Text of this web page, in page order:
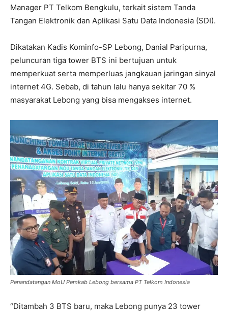
Manager PT Telkom Bengkulu, terkait sistem Tanda
Tangan Elektronik dan Aplikasi Satu Data Indonesia (SDI).
Dikatakan Kadis Kominfo-SP Lebong, Danial Paripurna,
peluncuran tiga tower BTS ini bertujuan untuk
memperkuat serta memperluas jangkauan jaringan sinyal
internet 4G. Sebab, di tahun lalu hanya sekitar 70 %
masyarakat Lebong yang bisa mengakses internet.
Penandatangan MoU Pemkab Lebong bersama PT Telkom Indonesia
“Ditambah 3 BTS baru, maka Lebong punya 23 tower